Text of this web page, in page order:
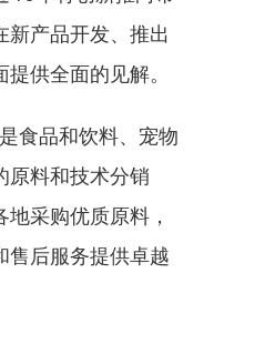
新产品开发、推出
供全面的见解。
是食品和饮料、宠物
原料和技术分销
采购优质原料，
售后服务提供卓越